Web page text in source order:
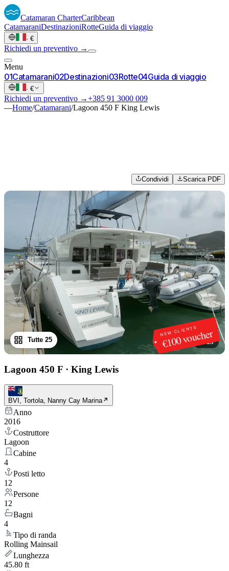
Catamaran CharterCaribbean
CatamaraniDestinazioniRotteGuida di viaggio
· €
Richiedi un preventivo →
Menu
01Catamarani02Destinazioni03Rotte04Guida di viaggio
· €
Richiedi un preventivo →+385 91 3000 009
—Home/Catamarani/Lagoon 450 F King Lewis
Condividi Scarica PDF
NEW CLIENTS
€100 voucher
1/25
Tutte 25
Lagoon 450 F · King Lewis
BVI, Tortola, Nanny Cay Marina
Anno
2016
Costruttore
Lagoon
Cabine
4
Posti letto
12
Persone
12
Bagni
4
Tipo di randa
Rolling Mainsail
Lunghezza
45.80 ft